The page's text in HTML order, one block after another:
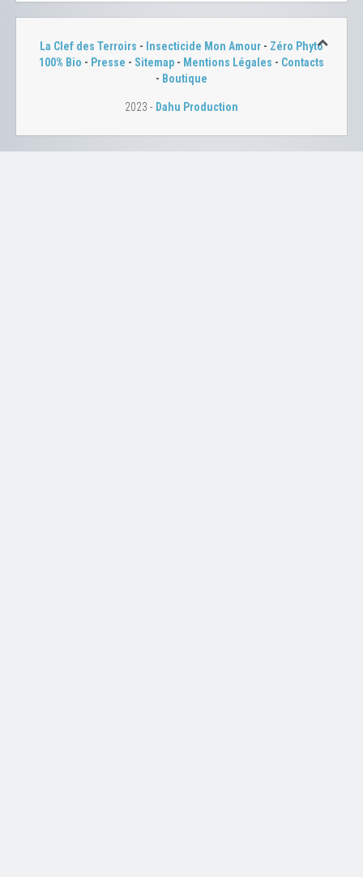
La Clef des Terroirs - Insecticide Mon Amour - Zéro Phyto
100% Bio - Presse - Sitemap - Mentions Légales - Contacts
- Boutique
2023 - Dahu Production